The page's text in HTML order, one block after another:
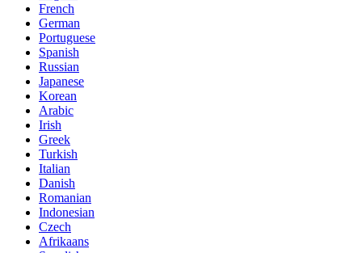
French
German
Portuguese
Spanish
Russian
Japanese
Korean
Arabic
Irish
Greek
Turkish
Italian
Danish
Romanian
Indonesian
Czech
Afrikaans